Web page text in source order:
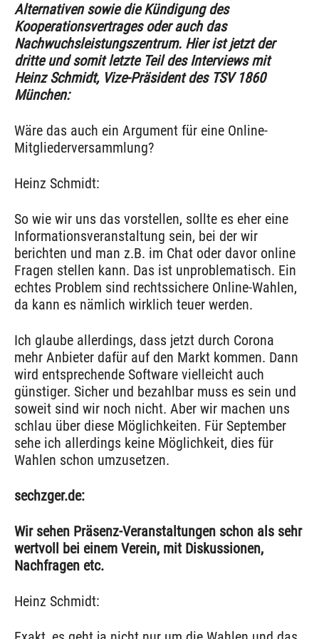
Alternativen sowie die Kündigung des
Kooperationsvertrages oder auch das
Nachwuchsleistungszentrum. Hier ist jetzt der
dritte und somit letzte Teil des Interviews mit
Heinz Schmidt, Vize-Präsident des TSV 1860
München:
Wäre das auch ein Argument für eine Online-
Mitgliederversammlung?
Heinz Schmidt:
So wie wir uns das vorstellen, sollte es eher eine
Informationsveranstaltung sein, bei der wir
berichten und man z.B. im Chat oder davor online
Fragen stellen kann. Das ist unproblematisch. Ein
echtes Problem sind rechtssichere Online-Wahlen,
da kann es nämlich wirklich teuer werden.
Ich glaube allerdings, dass jetzt durch Corona
mehr Anbieter dafür auf den Markt kommen. Dann
wird entsprechende Software vielleicht auch
günstiger. Sicher und bezahlbar muss es sein und
soweit sind wir noch nicht. Aber wir machen uns
schlau über diese Möglichkeiten. Für September
sehe ich allerdings keine Möglichkeit, dies für
Wahlen schon umzusetzen.
sechzger.de:
Wir sehen Präsenz-Veranstaltungen schon als sehr
wertvoll bei einem Verein, mit Diskussionen,
Nachfragen etc.
Heinz Schmidt: